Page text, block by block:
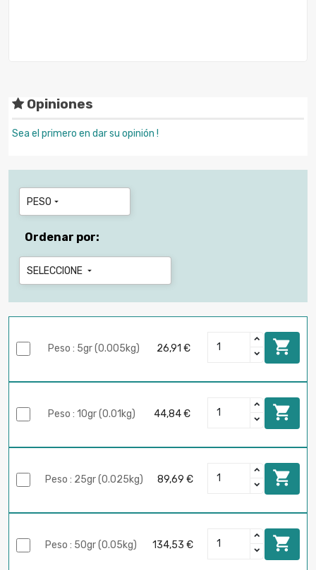
Opiniones
Sea el primero en dar su opinión !
PESO 
Ordenar por:
SELECCIONE 
Peso : 5gr (0.005kg) 26,91 € 
Peso : 10gr (0.01kg) 44,84 € 
Peso : 25gr (0.025kg) 89,69 € 
Peso : 50gr (0.05kg) 134,53 € 